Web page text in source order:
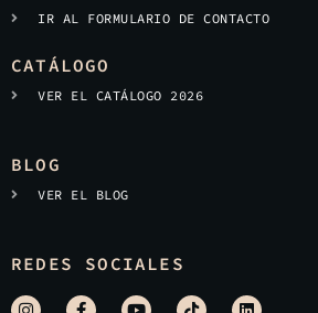
IR AL FORMULARIO DE CONTACTO
CATÁLOGO
VER EL CATÁLOGO 2026
BLOG
VER EL BLOG
REDES SOCIALES